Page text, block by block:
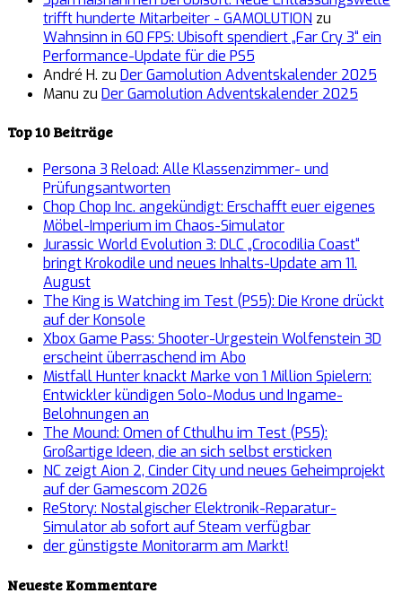
trifft hunderte Mitarbeiter - GAMOLUTION zu
Wahnsinn in 60 FPS: Ubisoft spendiert „Far Cry 3“ ein
Performance-Update für die PS5
André H. zu Der Gamolution Adventskalender 2025
Manu zu Der Gamolution Adventskalender 2025
Top 10 Beiträge
Persona 3 Reload: Alle Klassenzimmer- und
Prüfungsantworten
Chop Chop Inc. angekündigt: Erschafft euer eigenes
Möbel-Imperium im Chaos-Simulator
Jurassic World Evolution 3: DLC „Crocodilia Coast“
bringt Krokodile und neues Inhalts-Update am 11.
August
The King is Watching im Test (PS5): Die Krone drückt
auf der Konsole
Xbox Game Pass: Shooter-Urgestein Wolfenstein 3D
erscheint überraschend im Abo
Mistfall Hunter knackt Marke von 1 Million Spielern:
Entwickler kündigen Solo-Modus und Ingame-
Belohnungen an
The Mound: Omen of Cthulhu im Test (PS5):
Großartige Ideen, die an sich selbst ersticken
NC zeigt Aion 2, Cinder City und neues Geheimprojekt
auf der Gamescom 2026
ReStory: Nostalgischer Elektronik-Reparatur-
Simulator ab sofort auf Steam verfügbar
der günstigste Monitorarm am Markt!
Neueste Kommentare